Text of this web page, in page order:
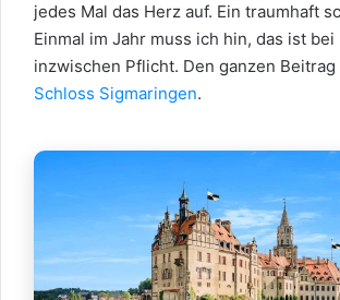
jedes Mal das Herz auf. Ein traumhaft
Einmal im Jahr muss ich hin, das ist bei
inzwischen Pflicht. Den ganzen
Schloss Sigmaringen.